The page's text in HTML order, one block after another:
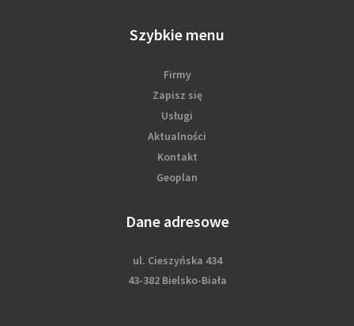
Szybkie menu
Firmy
Zapisz się
Usługi
Aktualności
Kontakt
Geoplan
Dane adresowe
ul. Cieszyńska 434
43-382 Bielsko-Biała